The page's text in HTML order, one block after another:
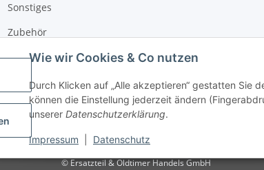
Wie wir Cookies & Co nutzen
Durch Klicken auf „Alle akzeptieren“ gestatten Sie
können die Einstellung jederzeit ändern
unserer Datenschutzerklärung.
Impressum Datenschutz
Sonstiges
Zubehör
© Ersatzteil & Oldtimer Handels GmbH